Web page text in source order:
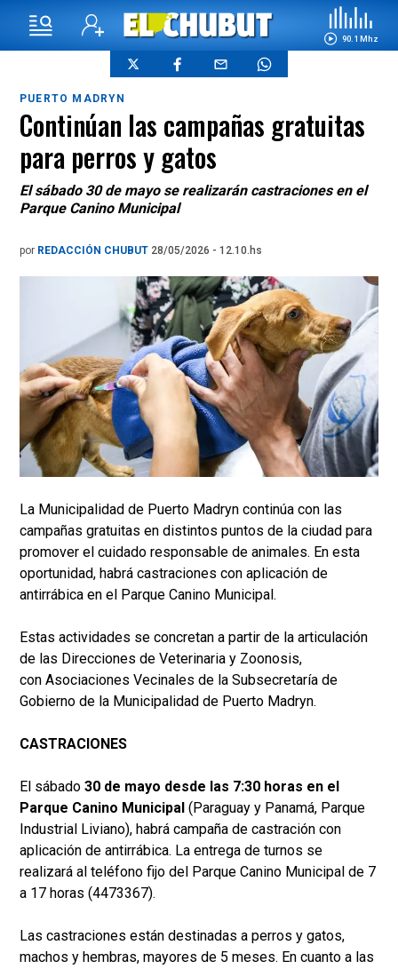
90.1 Mhz
PUERTO MADRYN
Continúan las campañas gratuitas
para perros y gatos
El sábado 30 de mayo se realizarán castraciones en el
Parque Canino Municipal
por REDACCIÓN CHUBUT 28/05/2026 - 12.10.hs
La Municipalidad de Puerto Madryn continúa con las
campañas gratuitas en distintos puntos de la ciudad para
promover el cuidado responsable de animales. En esta
oportunidad, habrá castraciones con aplicación de
antirrábica en el Parque Canino Municipal.
Estas actividades se concretan a partir de la articulación
de las Direcciones de Veterinaria y Zoonosis,
con Asociaciones Vecinales de la Subsecretaría de
Gobierno de la Municipalidad de Puerto Madryn.
CASTRACIONES
El sábado 30 de mayo desde las 7:30 horas en el
Parque Canino Municipal (Paraguay y Panamá, Parque
Industrial Liviano), habrá campaña de castración con
aplicación de antirrábica. La entrega de turnos se
realizará al teléfono fijo del Parque Canino Municipal de 7
a 17 horas (4473367).
Las castraciones están destinadas a perros y gatos,
machos y hembras, mayores de 5 meses. En cuanto a las